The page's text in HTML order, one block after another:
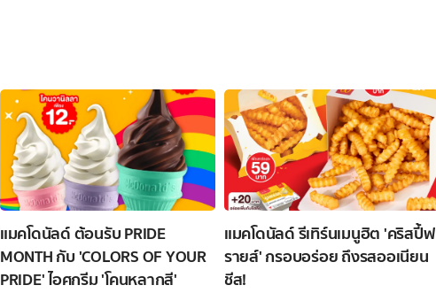
แมคโดนัลด์ ต้อนรับ PRIDE
MONTH กับ 'COLORS OF YOUR
PRIDE' ไอศกรีม 'โคนหลากสี'
แมคโดนัลด์ รีเทิร์นเมนูฮิต 'คริสปี้ฟ
รายส์' กรอบอร่อย ถึงรสออเนียน
ชีส!